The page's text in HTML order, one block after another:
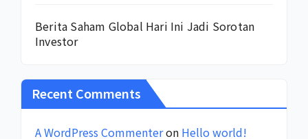
Berita Saham Global Hari Ini Jadi Sorotan
Investor
Recent Comments
A WordPress Commenteron Hello world!